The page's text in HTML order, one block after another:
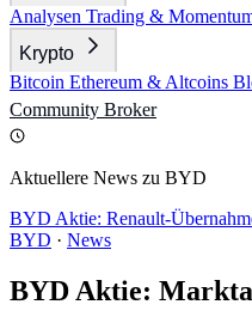
Analysen Trading &
Krypto
Bitcoin Ethereum & Altcoins
Community Broker
Aktuellere News zu BYD
BYD Aktie: Renault-
BYD · News
BYD Aktie: